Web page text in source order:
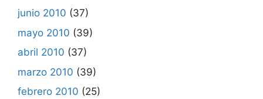
junio 2010 (37)
mayo 2010 (39)
abril 2010 (37)
marzo 2010 (39)
febrero 2010 (25)